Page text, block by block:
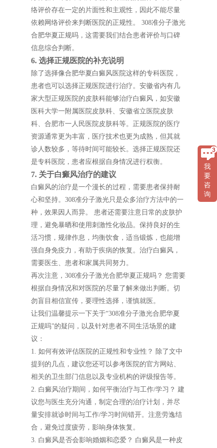
络评价存在一定的片面性和主观性，因此不能尽量
依赖网络评价来判断医院的正规性。 308准分子激光
合肥华夏正规吗，这需要我们结合患者评价与口碑
信息综合判断。
6. 选择正规医院的补充说明
除了选择像合肥华夏白癜风医院这样的专科医院，
患者也可以选择正规医院进行治疗。安徽省内有几
家大型正规医院的皮肤科能够治疗白癜风，如安徽
医科大学一附属医院皮肤科、安徽省立医院皮肤
科、合肥市一人民医院皮肤科等。正规医院的医疗
资源通常更为丰富，医疗技术也更为成熟，但其就
诊人数较多，等待时间可能较长。选择正规医院还
是专科医院，患者应根据自身情况进行权衡。
7. 关于白癜风治疗的建议
白癜风的治疗是一个漫长的过程，需要患者保持耐
心和坚持。308准分子激光只是众多治疗方法中的一
种，效果因人而异。 患者还需要注意日常的皮肤护
理，避免暴晒和使用刺激性化妆品。保持良好的生
活习惯，规律作息，均衡饮食，适当锻炼，也能增
强自身免疫力，有助于疾病的恢复。治疗白癜风，
需要医生、患者和家属共同努力。
再次注意，308准分子激光合肥华夏正规吗？ 您需要
根据自身情况和对医院的尽量了解来做出判断。切
勿盲目相信宣传，要理性选择，谨慎就医。
让我们温馨提示一下关于“308准分子激光合肥华夏
正规吗”的疑问，以及针对患者不同生活场景的建
议：
1. 如何有效评估医院的正规性和专业性？ 除了文中
提到的几点，建议您还可以参考医院的官方网站、
相关的卫生部门信息以及专业机构的评级报告等。
2. 白癜风治疗期间，如何平衡治疗与工作/学习？ 建
议您与医生充分沟通，制定合理的治疗计划，并尽
量安排就诊时间与工作/学习时间错开。注意劳逸结
合，避免过度疲劳，影响身体恢复。
3. 白癜风是否会影响婚姻和恋爱？ 白癜风是一种皮
我
要
咨
询